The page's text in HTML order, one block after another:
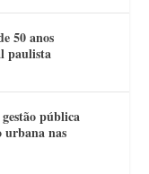
50 anos
paulista
pública
urbana nas